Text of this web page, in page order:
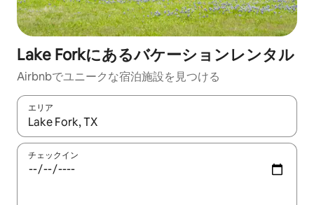
Lake Forkにあるバケーションレンタル
Airbnbでユニークな宿泊施設を見つける
エリア
検索結果が表示されたら、上下の矢印キーを使って移動するか
チェックイン